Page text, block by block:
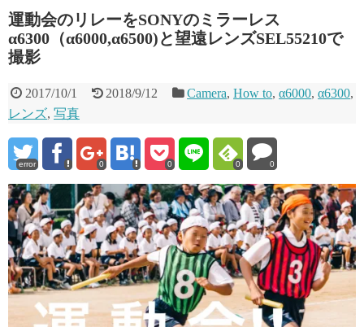
運動会のリレーをSONYのミラーレス
α6300（α6000,α6500)と望遠レンズSEL55210で
撮影
2017/10/1 2018/9/12 Camera,How to,α6000,α6300,
レンズ, 写真
error 0 0 0 0